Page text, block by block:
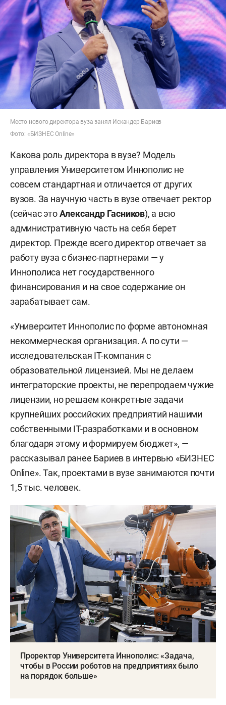
Место нового директора вуза занял Искандер Бариев
Фото: «БИЗНЕС Online»
Какова роль директора в вузе? Модель
управления Университетом Иннополис не
совсем стандартная и отличается от других
вузов. За научную часть в вузе отвечает ректор
(сейчас этоАлександр Гасников), а всю
административную часть на себя берет
директор. Прежде всего директор отвечает за
работу вуза с бизнес-партнерами — у
Иннополиса нет государственного
финансирования и на свое содержание он
зарабатывает сам.
«Университет Иннополис по форме автономная
некоммерческая организация. А по сути —
исследовательская IT-компания с
образовательной лицензией. Мы не делаем
интеграторские проекты, не перепродаем чужие
лицензии, но решаем конкретные задачи
крупнейших российских предприятий нашими
собственными IT-разработками и в основном
благодаря этому и формируем бюджет», —
рассказывал ранее Бариев в интервью «БИЗНЕС
Online». Так, проектами в вузе занимаются почти
1,5 тыс. человек.
Проректор Университета Иннополис: «Задача,
чтобы в России роботов на предприятиях было
на порядок больше»